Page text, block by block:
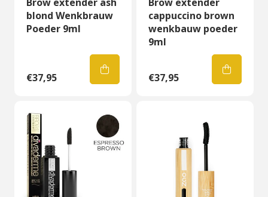
blond Wenkbrauw
Poeder 9ml
€37,95
cappuccino brown
wenkbauw poeder
9ml
€37,95